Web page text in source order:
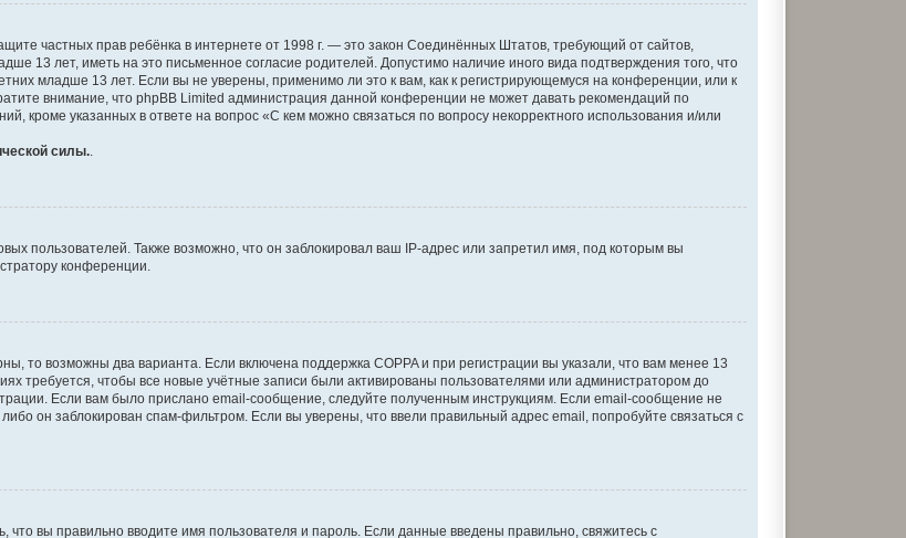
частных прав ребёнка в интернете от 1998 г. — это закон Соединённых Штатов, требующий от сайтов,
13 лет, иметь на это письменное согласие родителей. Допустимо наличие иного вида подтверждения того, что
младше 13 лет. Если вы не уверены, применимо ли это к вам, как к регистрирующемуся на конференции, или к
внимание, что phpBB Limited администрация данной конференции не может давать рекомендаций по
кроме указанных в ответе на вопрос «С кем можно связаться по вопросу некорректного использования и/или
силы.
пользователей. Также возможно, что он заблокировал ваш IP-адрес или запретил имя, под которым вы
конференции.
то возможны два варианта. Если включена поддержка COPPA и при регистрации вы указали, что вам менее 13
требуется, чтобы все новые учётные записи были активированы пользователями или администратором до
Если вам было прислано email-сообщение, следуйте полученным инструкциям. Если email-сообщение не
он заблокирован спам-фильтром. Если вы уверены, что ввели правильный адрес email, попробуйте связаться с
что вы правильно вводите имя пользователя и пароль. Если данные введены правильно, свяжитесь с